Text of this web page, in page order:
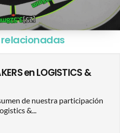
en LOGISTICS &
de nuestra participación
&...